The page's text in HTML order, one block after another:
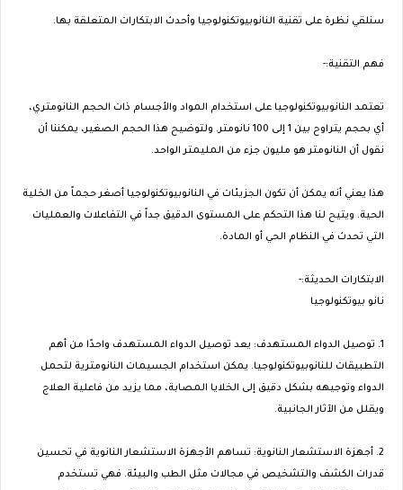
سنلقي نظرة على تقنية النانوبيوتكنولوجيا وأحدث الابتكارات المتعلقة بها.
فهم التقنية:-
تعتمد النانوبيوتكنولوجيا على استخدام المواد والأجسام ذات الحجم النانومتري،
أي بحجم يتراوح بين 1 إلى 100 نانومتر. ولتوضيح هذا الحجم الصغير، يمكننا أن
نقول أن النانومتر هو مليون جزء من المليمتر الواحد.
هذا يعني أنه يمكن أن تكون الجزيئات في النانوبيوتكنولوجيا أصغر حجماً من الخلية
الحية. ويتيح لنا هذا التحكم على المستوى الدقيق جداً في التفاعلات والعمليات
التي تحدث في النظام الحي أو المادة.
الابتكارات الحديثة:-
نانو بيوتكنولوجيا
1. توصيل الدواء المستهدف: يعد توصيل الدواء المستهدف واحدًا من أهم
التطبيقات للنانوبيوتكنولوجيا. يمكن استخدام الجسيمات النانومترية لتحمل
الدواء وتوجيهه بشكل دقيق إلى الخلايا المصابة، مما يزيد من فاعلية العلاج
ويقلل من الآثار الجانبية.
2. أجهزة الاستشعار النانوية: تساهم الأجهزة الاستشعار النانوية في تحسين
قدرات الكشف والتشخيص في مجالات مثل الطب والبيئة. فهي تستخدم